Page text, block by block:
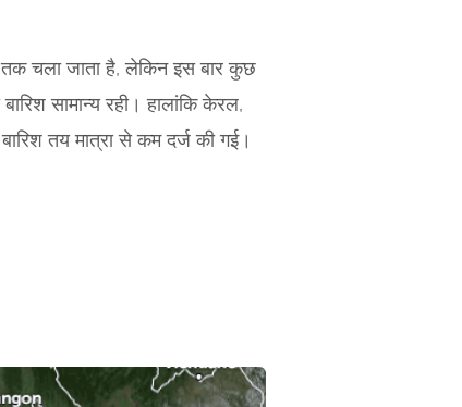
तक चला जाता है, लेकिन इस बार कुछ
सामान्य रही। हालांकि केरल,
तय मात्रा से कम दर्ज की गई।